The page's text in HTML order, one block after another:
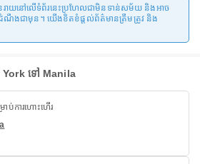
រាយនៅលើទំព័រនេះប្រហែលជាមិនទាន់សម័យ និងអាច
នដំណឹងជាមុន។ យើងខិតខំផ្តល់ព័ត៌មានត្រឹមត្រូវ និង
York ទៅ Manila
ប់ការហោះហើរ